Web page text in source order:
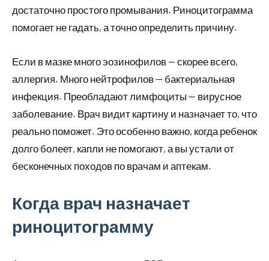
достаточно простого промывания. Риноцитограмма
помогает не гадать, а точно определить причину.
Если в мазке много эозинофилов — скорее всего,
аллергия. Много нейтрофилов — бактериальная
инфекция. Преобладают лимфоциты — вирусное
заболевание. Врач видит картину и назначает то, что
реально поможет. Это особенно важно, когда ребенок
долго болеет, капли не помогают, а вы устали от
бесконечных походов по врачам и аптекам.
Когда врач назначает
риноцитограмму